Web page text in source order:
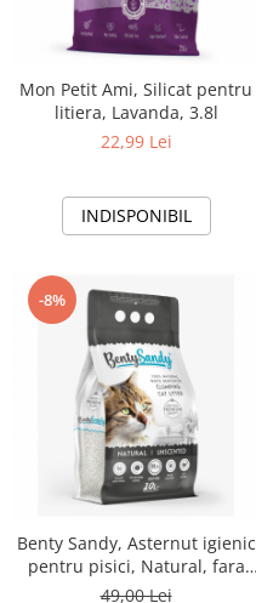
Mon Petit Ami, Silicat pentru
litiera, Lavanda, 3.8l
22,99 Lei
INDISPONIBIL
-8%
Benty Sandy, Asternut igienic
pentru pisici, Natural, fara
aroma 10l
49,00 Lei